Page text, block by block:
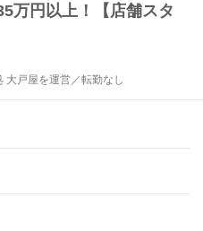
万円以上！【店舗スタ
大戸屋を運営／転勤なし